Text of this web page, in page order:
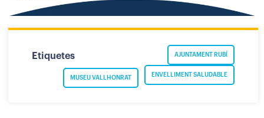
Etiquetes AJUNTAMENT RUBÍ
ENVELLIMENT SALUDABLE
MUSEU VALLHONRAT